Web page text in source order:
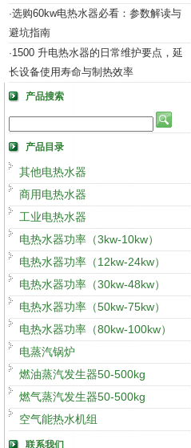
·选购60kw电热水器必看：参数解读与
避坑指南
·1500 升电热水器的日常维护要点，延
长设备使用寿命与制热效率
产品搜索
产品目录
其他电热水器
商用电热水器
工业电热水器
电热水器功率（3kw-10kw）
电热水器功率（12kw-24kw）
电热水器功率（30kw-48kw）
电热水器功率（50kw-75kw）
电热水器功率（80kw-100kw）
电蒸汽锅炉
燃油蒸汽发生器50-500kg
燃气蒸汽发生器50-500kg
空气能热水机组
联系我们